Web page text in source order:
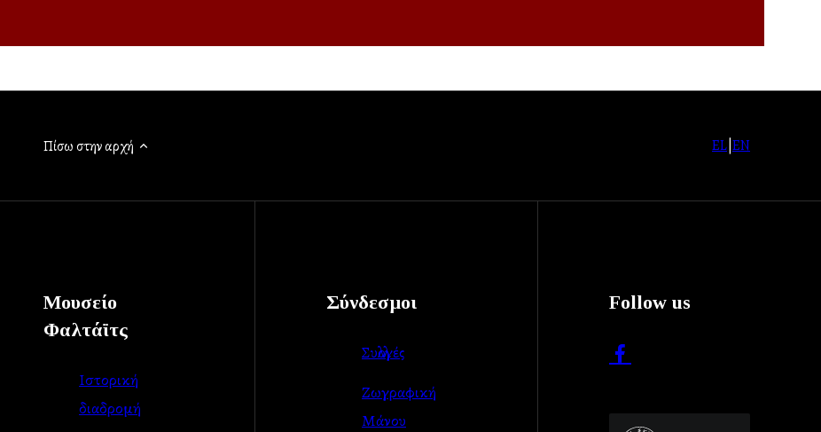
Πίσω στην αρχή EL EN
Μουσείο
Φαλτάϊτς
Ιστορική
διαδρομή
Σύνδεσμοι
Συλλογές
Ζωγραφική
Μάνου
Follow us